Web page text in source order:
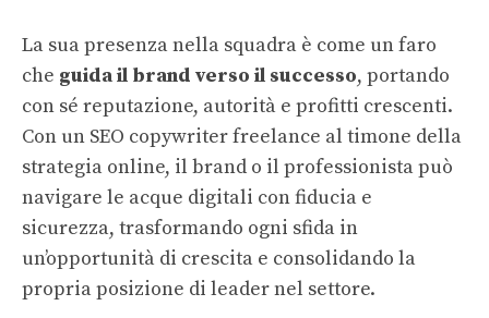
La sua presenza nella squadra è come un faro
che guida il brand verso il successo, portando
con sé reputazione, autorità e profitti crescenti.
Con un SEO copywriter freelance al timone della
strategia online, il brand o il professionista può
navigare le acque digitali con fiducia e
sicurezza, trasformando ogni sfida in
un’opportunità di crescita e consolidando la
propria posizione di leader nel settore.